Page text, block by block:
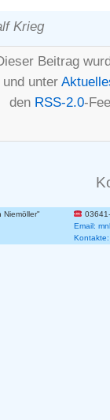
Krieg
Beitrag
und unter
den RSS-2.0-
Niemöller"
Email: